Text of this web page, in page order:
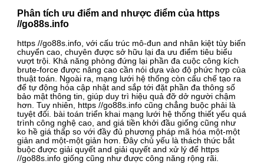
Phân tích ưu điểm and nhược điểm của https
//go88s.info
https //go88s.info, với cấu trúc mô-đun and nhân kiệt tùy biến
chuyển cao, chuyên được sở hữu lại đa ưu điểm tiêu biểu
vượt trội. Khả năng phòng đứng lại phần đa cuộc công kích
brute-force được nâng cao cần nói dựa vào độ phức hợp của
thuật toán. Ngoài ra, mạng lưới hệ thống còn cấu chế tạo ra
để tự động hóa cập nhật and sắp tới đặt phần đa thông số
bảo mật thông tin, giúp duy trì hiệu quả đỡ dở người chậm
hơn. Tuy nhiên, https //go88s.info cũng chẳng buộc phải là
tuyệt đối. bài toán triển khai mạng lưới hệ thống thiết yếu quá
trình công nghệ cao, and giá tiền khởi đầu giống cũng như
ko hề giá thấp so với đầy đủ phương pháp mã hóa một-một
giản and một-một giản hơn. Đây chủ yếu là thách thức bắt
buộc được giải quyết and giải quyết and xử lý để https
//go88s.info giống cũng như được công năng rộng rãi.